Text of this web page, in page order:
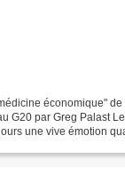
économique"
G20 par Greg Palast
une vive émotion